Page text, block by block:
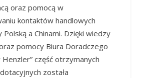
oraz pomocą w
kontaktów handlowych
Polską a Chinami. Dzięki wiedzy
pomocy Biura Doradczego
Henzler” część otrzymanych
została